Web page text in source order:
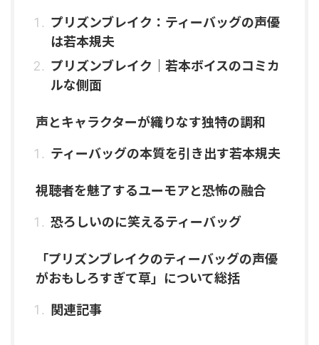
プリズンブレイク：ティーバッグの声優
は若本規夫
プリズンブレイク｜若本ボイスのコミカ
ルな側面
声とキャラクターが織りなす独特の調和
ティーバッグの本質を引き出す若本規夫
視聴者を魅了するユーモアと恐怖の融合
恐ろしいのに笑えるティーバッグ
「プリズンブレイクのティーバッグの声優
がおもしろすぎて草」について総括
関連記事